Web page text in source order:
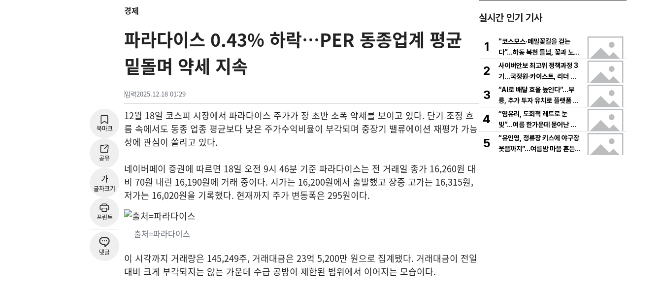
경제
파라다이스 0.43% 하락…PER 동종업계 평균
밑돌며 약세 지속
입력2025.12.18 01:29
북마크
공유
가
글자크기
프린트
댓글
12월 18일 코스피 시장에서 파라다이스 주가가 장 초반 소폭 약세를 보이고 있다. 단기 조정 흐
름 속에서도 동종 업종 평균보다 낮은 주가수익비율이 부각되며 중장기 밸류에이션 재평가 가능
성에 관심이 쏠리고 있다.
네이버페이 증권에 따르면 18일 오전 9시 46분 기준 파라다이스는 전 거래일 종가 16,260원 대
비 70원 내린 16,190원에 거래 중이다. 시가는 16,200원에서 출발했고 장중 고가는 16,315원,
저가는 16,020원을 기록했다. 현재까지 주가 변동폭은 295원이다.
출처=파라다이스
이 시각까지 거래량은 145,249주, 거래대금은 23억 5,200만 원으로 집계됐다. 거래대금이 전일
대비 크게 부각되지는 않는 가운데 수급 공방이 제한된 범위에서 이어지는 모습이다.
실시간 인기 기사
1
“코스모스·메밀꽃길을 걷는
다”…하동 북천 들녘, 꽃과 노래
로 물드는 가을의 하루
2
사이버안보 최고위 정책과정 3
기…국정원·카이스트, 리더 안
보역량 키운다
3
“AI로 배달 효율 높인다”…부
릉, 추가 투자 유치로 플랫폼 혁
신 가속
4
“염유리, 도회적 레트로 눈
빛”…여름 한가운데 묻어난 자
유의 감각→팬들 궁금증 증폭
5
“유인영, 정류장 키스에 야구장
웃음까지”…여름밤 마음 흔든